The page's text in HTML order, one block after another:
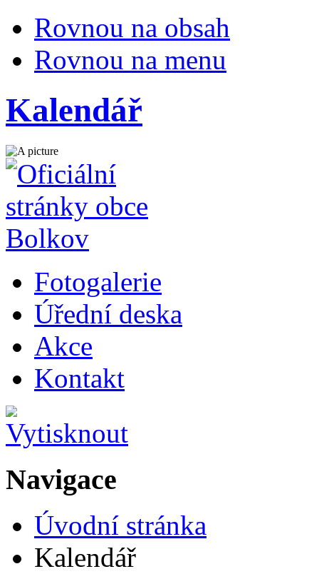
Rovnou na obsah
Rovnou na menu
Kalendář
Fotogalerie
Úřední deska
Akce
Kontakt
Navigace
Úvodní stránka
Kalendář